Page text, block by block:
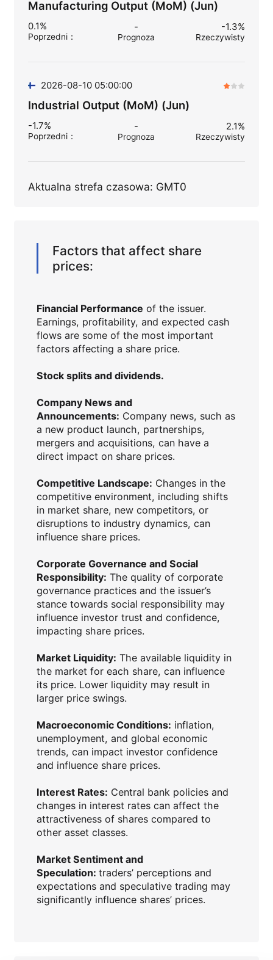
Manufacturing Output (MoM) (Jun)
0.1%
Poprzedni：
-
Prognoza
-1.3%
Rzeczywisty
2026-08-10 05:00:00
Industrial Output (MoM) (Jun)
-1.7%
Poprzedni：
-
Prognoza
2.1%
Rzeczywisty
Aktualna strefa czasowa: GMT0
Factors that affect share
prices:
Financial Performance of the issuer.
Earnings, profitability, and expected cash
flows are some of the most important
factors affecting a share price.
Stock splits and dividends.
Company News and
Announcements: Company news, such as
a new product launch, partnerships,
mergers and acquisitions, can have a
direct impact on share prices.
Competitive Landscape: Changes in the
competitive environment, including shifts
in market share, new competitors, or
disruptions to industry dynamics, can
influence share prices.
Corporate Governance and Social
Responsibility: The quality of corporate
governance practices and the issuer’s
stance towards social responsibility may
influence investor trust and confidence,
impacting share prices.
Market Liquidity: The available liquidity in
the market for each share, can influence
its price. Lower liquidity may result in
larger price swings.
Macroeconomic Conditions: inflation,
unemployment, and global economic
trends, can impact investor confidence
and influence share prices.
Interest Rates: Central bank policies and
changes in interest rates can affect the
attractiveness of shares compared to
other asset classes.
Market Sentiment and
Speculation: traders’ perceptions and
expectations and speculative trading may
significantly influence shares’ prices.